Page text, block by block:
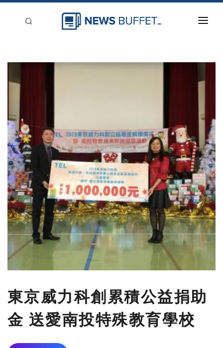
東京威力科創累積公益捐助
金 送愛南投特殊教育學校